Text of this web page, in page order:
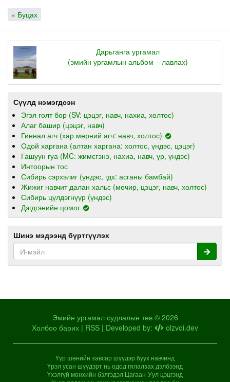
« Буцах
Дарьганга ургамал
(эмийн ургамлын альбом – лавлах)
Сүүлд нэмэгдсэн
Эгэл голт бор (SV: цэцэг, навч, нахиа, холтос)
Алаг башир (цэцэг, навч)
Гиннал агч (хар мөрний агч: навч, холтос)
Одой харгана (алтан харгана: холтос, үндэс, цэцэг)
Гашуун гуа (MC: жимсгэнэ, нахиа, навч, үр, үндэс)
Интоорын тос
Сибирь сэрхэлиг (үндэс, гдх: асганы бамбай)
Жижиг навчит далан хальс (мөчир, цэцэг, навч, холтос)
Сибирь цүлдэгнүүр (үндэс)
Дэгдгэнийн цомог
Шинэ мэдээнд бүртгүүлэх
Эмийн ургамал судлалын төв © 2026
Холбоо барих | RSS | Developed by: olzvoi.dev
Үүр шөнийн завсар шүүдэр буух навчинд
Үрэл усан шүүдэрт нь одод гялалзах дэлбээнд
Үхэлгүй мөнхийн бэлгэдэл Цагаан-Уул цэцгэнд